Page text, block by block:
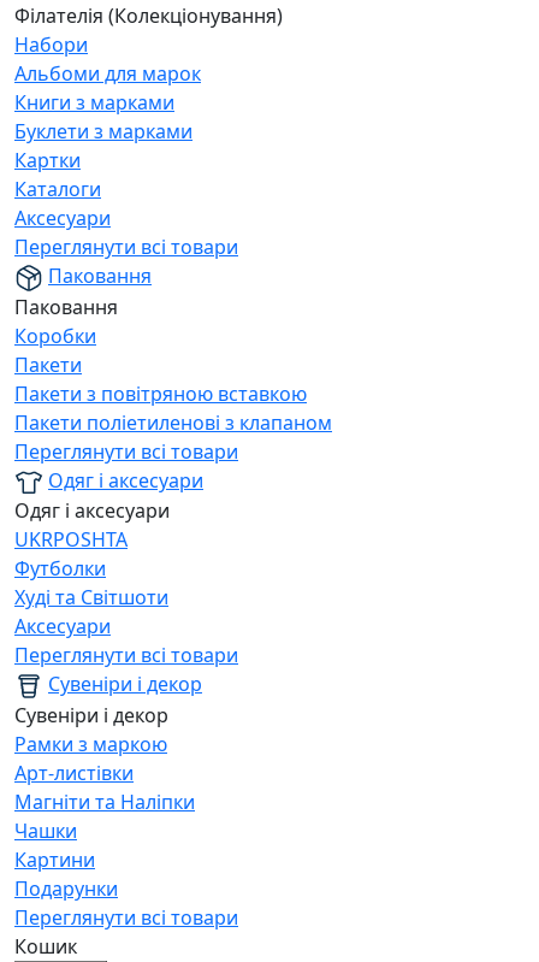
Філателія (Колекціонування)
Набори
Альбоми для марок
Книги з марками
Буклети з марками
Картки
Каталоги
Аксесуари
Переглянути всі товари
Паковання
Паковання
Коробки
Пакети
Пакети з повітряною вставкою
Пакети поліетиленові з клапаном
Переглянути всі товари
Одяг і аксесуари
Одяг і аксесуари
UKRPOSHTA
Футболки
Худі та Світшоти
Аксесуари
Переглянути всі товари
Сувеніри і декор
Сувеніри і декор
Рамки з маркою
Арт-листівки
Магніти та Наліпки
Чашки
Картини
Подарунки
Переглянути всі товари
Кошик